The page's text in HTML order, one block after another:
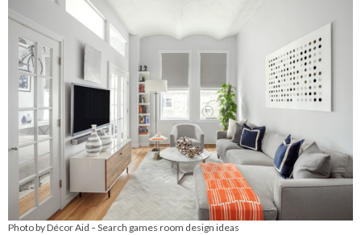
Photo by Décor Aid –Search games room design ideas